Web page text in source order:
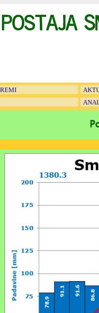
postaja